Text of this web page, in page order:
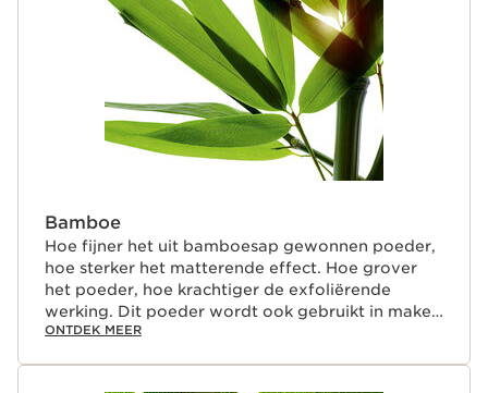
Bamboe
Hoe fijner het uit bamboesap gewonnen poeder,
hoe sterker het matterende effect. Hoe grover
het poeder, hoe krachtiger de exfoliërende
werking. Dit poeder wordt ook gebruikt in make-
upproducten zodat make-up langer mooi blijft
ONTDEK MEER